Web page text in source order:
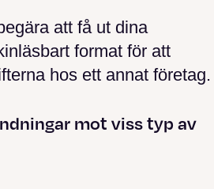
att få ut dina
format för att
hos ett annat företag.
mot viss typ av